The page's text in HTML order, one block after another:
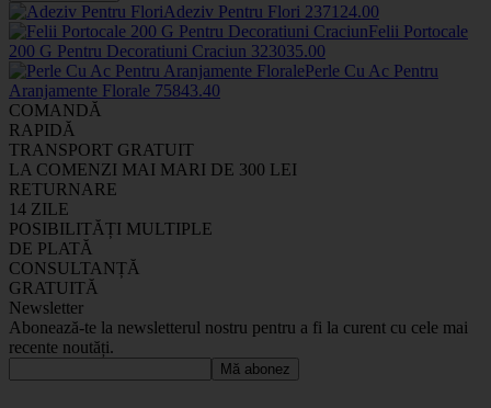
Adeziv Pentru Flori 2371 24.00
Felii Portocale
200 G Pentru Decoratiuni Craciun 323035.00
Perle Cu Ac Pentru
Aranjamente Florale 75843.40
COMANDĂ
RAPIDĂ
TRANSPORT GRATUIT
LA COMENZI MAI MARI DE 300 LEI
RETURNARE
14 ZILE
POSIBILITĂȚI MULTIPLE
DE PLATĂ
CONSULTANȚĂ
GRATUITĂ
Newsletter
Abonează-te la newsletterul nostru pentru a fi la curent cu cele mai
recente noutăți.
Mă abonez